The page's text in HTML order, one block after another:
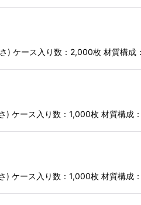
) ケース入り数：2,000枚 材質構成
ケース入り数：1,000枚 材質構成
ケース入り数：1,000枚 材質構成